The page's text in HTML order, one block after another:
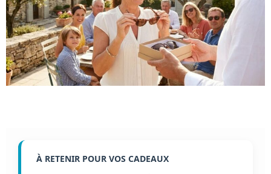
À RETENIR POUR VOS CADEAUX